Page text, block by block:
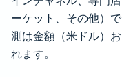
ーケット、その他）
測は金額（米ドル）
れます。